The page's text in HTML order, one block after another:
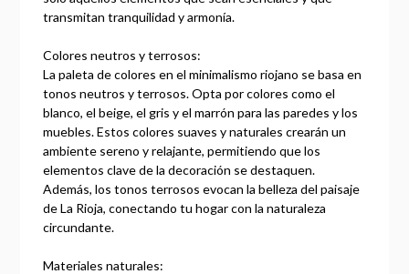
transmitan tranquilidad y armonía.
Colores neutros y terrosos:
La paleta de colores en el minimalismo riojano se basa en
tonos neutros y terrosos. Opta por colores como el
blanco, el beige, el gris y el marrón para las paredes y los
muebles. Estos colores suaves y naturales crearán un
ambiente sereno y relajante, permitiendo que los
elementos clave de la decoración se destaquen.
Además, los tonos terrosos evocan la belleza del paisaje
de La Rioja, conectando tu hogar con la naturaleza
circundante.
Materiales naturales: